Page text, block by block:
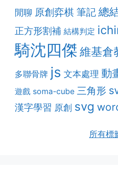
閒聊 原創弈棋 筆記 總
正方形割補 結構判定
騎沈四傑 維基倉
多聯骨牌 js 文本處理 動
遊戲 soma-cube 三角形
漢字學習 原創 svg
所有標